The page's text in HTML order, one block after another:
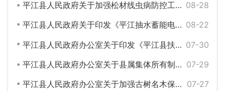
08-28
平江县人民政府关于加强松材线虫病防控工作的通告（平政告〔2018〕8号）
08-22
平江县人民政府关于印发《平江抽水蓄能电站工程移民安置和后期扶持工作实施细则》的通知（平政发〔2018〕6号）
07-30
平江县人民政府办公室关于印发《平江县扶贫特色产业财政风险补偿金和贴息资金管理办法》的通知（平政办函〔2018〕123号）
07-29
平江县人民政府办公室关于县属集体所有制工业企业改革改制工作的实施意见（平政办函〔2018〕121号）
07-27
平江县人民政府办公室关于加强古树名木保护工作的通知（平政办发〔2018〕15号）